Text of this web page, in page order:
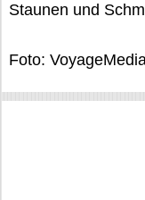
Staunen und
Foto: